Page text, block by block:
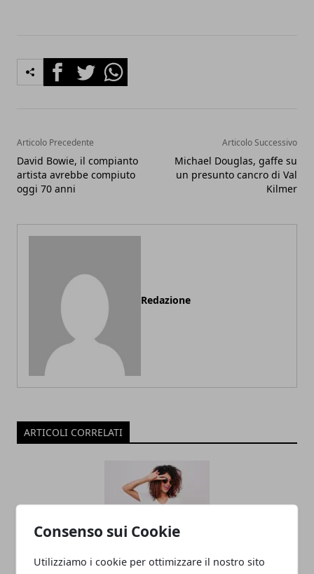
Consenso sui Cookie
Utilizziamo i cookie per ottimizzare il nostro sito
FacebookTwitterWhatsapp
Articolo Precedente
David Bowie, il compianto
artista avrebbe compiuto
oggi 70 anni
Articolo Successivo
Michael Douglas, gaffe su
un presunto cancro di Val
Kilmer
Redazione
ARTICOLI CORRELATI